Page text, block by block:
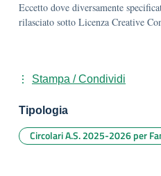
Eccetto dove diversamente
rilasciato sotto Licenza Creative
Stampa / Condividi
Tipologia
Circolari A.S. 2025-2026 per